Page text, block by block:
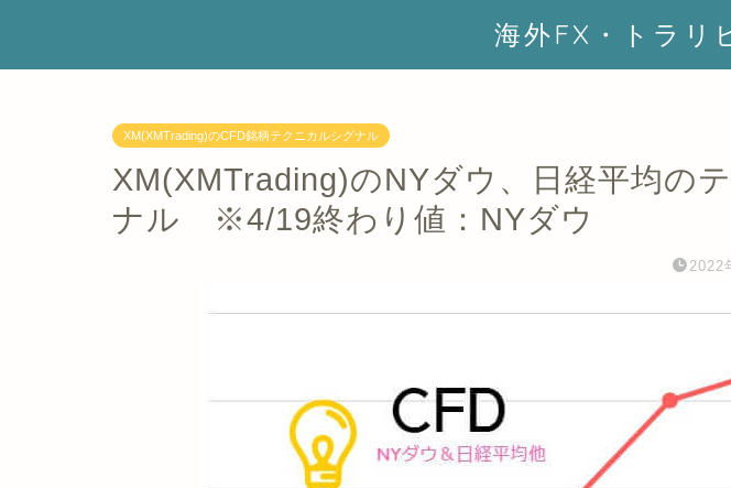
海外FX・トラリ
XM(XMTrading)のCFD銘柄テクニカルシグナル
XM(XMTrading)のNYダウ、日経平均の
ナル ※4/19終わり値：NYダウ
2022